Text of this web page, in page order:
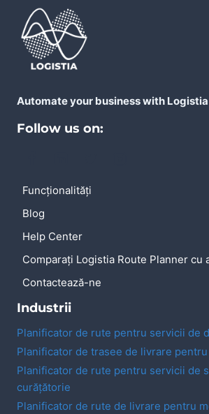
Automate your business with Logistia
Follow us on:
Funcționalități
Blog
Help Center
Comparați Logistia Route Planner cu
Contactează-ne
Industrii
Planificator de rute pentru servicii de
Planificator de trasee de livrare
Planificator de rute pentru servicii de
curățătorie
Planificator de rute de livrare pentru